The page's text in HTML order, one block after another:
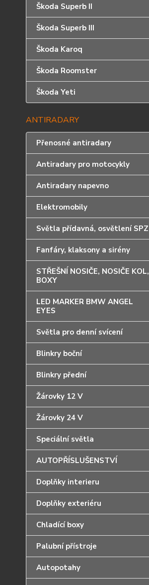
Škoda Superb II
Škoda Superb III
Škoda Karoq
Škoda Roomster
Škoda Yeti
ANTIRADARY
Přenosné antiradary
Antiradary pro motocykly
Antiradary napevno
Elektromobily
Světla přídavná, osvětlení SPZ
Fanfáry, klaksony a sirény
STŘEŠNÍ NOSIČE, NOSIČE KOL,
BOXY
LED MARKER BMW ANGEL
EYES
Světla pro denní svícení
Blinkry boční
Blinkry přední
Žárovky 12 V
Žárovky 24 V
Speciální světla
AUTOPŘÍSLUŠENSTVÍ
Doplňky interieru
Doplňky exteriéru
Chladící boxy
Palubní přístroje
Autopotahy